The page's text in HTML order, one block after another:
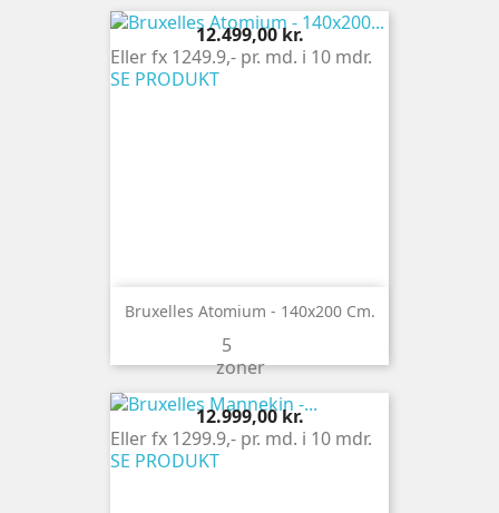
Pris
12.499,00 kr.
Eller fx 1249.9,- pr. md. i 10 mdr.
SE PRODUKT
Bruxelles Atomium - 140x200 Cm.
5
zoner
Pris
12.999,00 kr.
Eller fx 1299.9,- pr. md. i 10 mdr.
SE PRODUKT